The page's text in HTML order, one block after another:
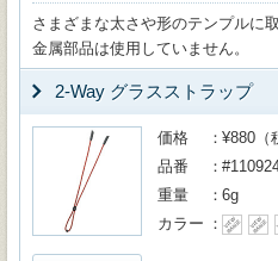
さまざまな太さや形のテンプルに
金属部品は使用していません。
2-Way グラスストラップ
価格
¥880（
品番
重量
6g
カラー